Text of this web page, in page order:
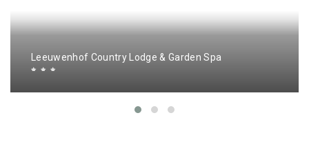
Leeuwenhof Country Lodge & Garden Spa